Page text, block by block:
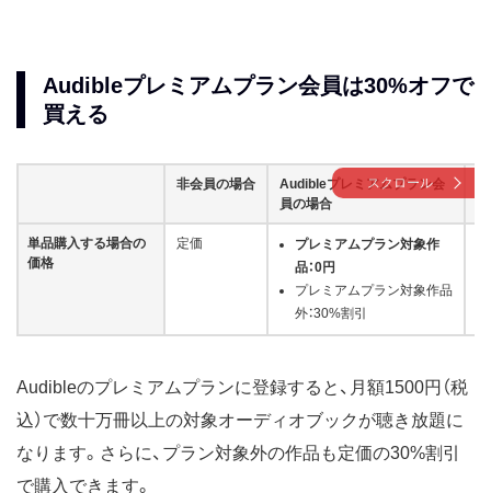
Audibleプレミアムプラン会員は30%オフで
買える
非会員の場合
Audibleプレミアムプラン会
員の場合
単品購入する場合の
価格
定価
プレミアムプラン対象作
品：0円
プレミアムプラン対象作品
外：30%割引
スクロール
Audibleのプレミアムプランに登録すると、月額1500円（税
込）で数十万冊以上の対象オーディオブックが聴き放題に
なります。さらに、プラン対象外の作品も定価の30%割引
で購入できます。